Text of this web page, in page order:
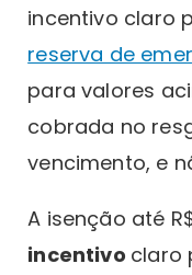
incentivo claro
reserva de
para valores
cobrada no
vencimento, e
A isenção até
incentivo claro